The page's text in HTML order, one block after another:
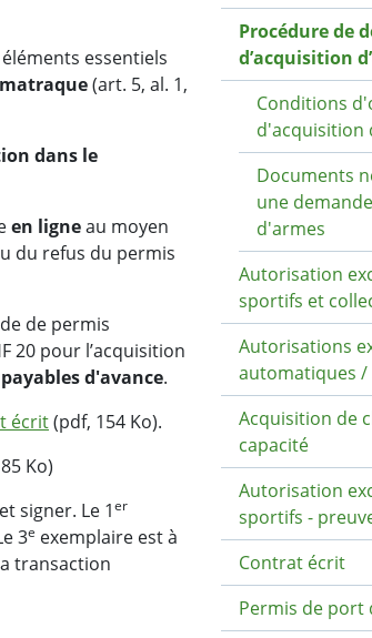
essentiels
matraque(art. 5, al. 1,
dans le
en ligneau moyen
du refus du permis
de permis
20 pour l’acquisition
payables d'avance.
écrit(pdf, 154 Ko).
Ko)
signer. Le 1er
3e exemplaire est à
transaction
Procédure de
d’acquisition
Conditions
d'acquisition
Documents
une
d'armes
Autorisation
sportifs et
Autorisations
automatiques /
Acquisition de
capacité
Autorisation
sportifs -
Contrat écrit
Permis de port